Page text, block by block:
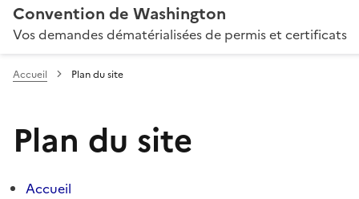
Convention de Washington
Vos demandes dématérialisées de permis et certificats
Accueil Plan du site
Plan du site
Accueil